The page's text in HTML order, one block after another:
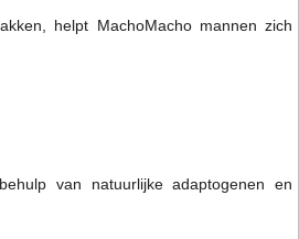
helpt MachoMacho mannen zich
van natuurlijke adaptogenen en